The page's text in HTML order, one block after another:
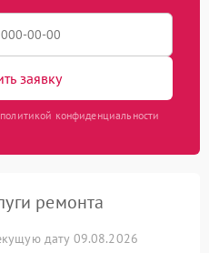
заявку
конфиденциальности
ремонта
дату 09.08.2026